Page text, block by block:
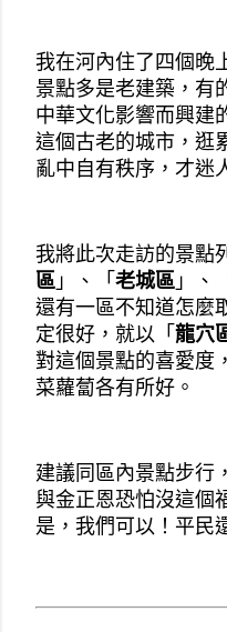
我在河內住了四個晚
景點多是老建築，有
中華文化影響而興建
這個古老的城市，逛
亂中自有秩序，才迷
我將此次走訪的景點
區 」、「 老城區 」、
還有一區不知道怎麼
定很好，就以「 龍穴
對這個景點的喜愛度
菜蘿蔔各有所好。
建議同區內景點步行
與金正恩恐怕沒這個
是，我們可以！平民